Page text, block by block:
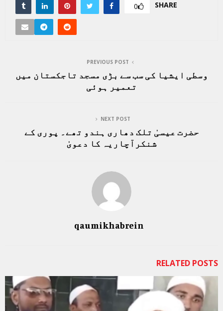
SHARE
0
PREVIOUS POST
وسطی ایشیا کی سب سے بڑی مسجد تاجکستان میں
تعمیر ہوئی
NEXT POST
حضرت عیسیٰ تلک دھاری ہندو تھے۔ پوری کے
شنکرآچاریہ کا دعویٰ
qaumikhabrein
RELATED POSTS